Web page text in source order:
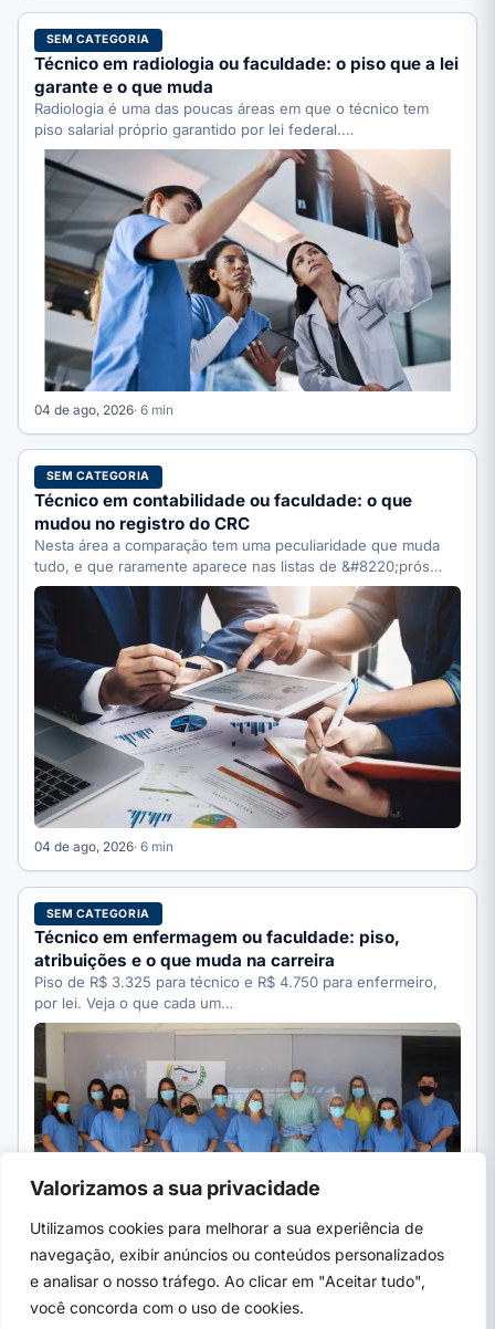
Valorizamos a sua privacidade
Utilizamos cookies para melhorar a sua experiência de
navegação, exibir anúncios ou conteúdos personalizados
e analisar o nosso tráfego. Ao clicar em "Aceitar tudo",
você concorda com o uso de cookies.
SEM CATEGORIA
Técnico em radiologia ou faculdade: o piso que a lei
garante e o que muda
Radiologia é uma das poucas áreas em que o técnico tem
piso salarial próprio garantido por lei federal.…
04 de ago, 2026· 6 min
SEM CATEGORIA
Técnico em contabilidade ou faculdade: o que
mudou no registro do CRC
Nesta área a comparação tem uma peculiaridade que muda
tudo, e que raramente aparece nas listas de &#8220;prós…
04 de ago, 2026· 6 min
SEM CATEGORIA
Técnico em enfermagem ou faculdade: piso,
atribuições e o que muda na carreira
Piso de R$ 3.325 para técnico e R$ 4.750 para enfermeiro,
por lei. Veja o que cada um…
04 de ago, 2026· 6 min